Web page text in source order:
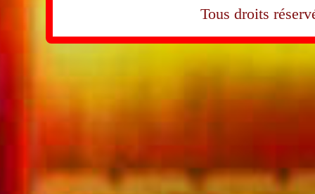
Tous droits